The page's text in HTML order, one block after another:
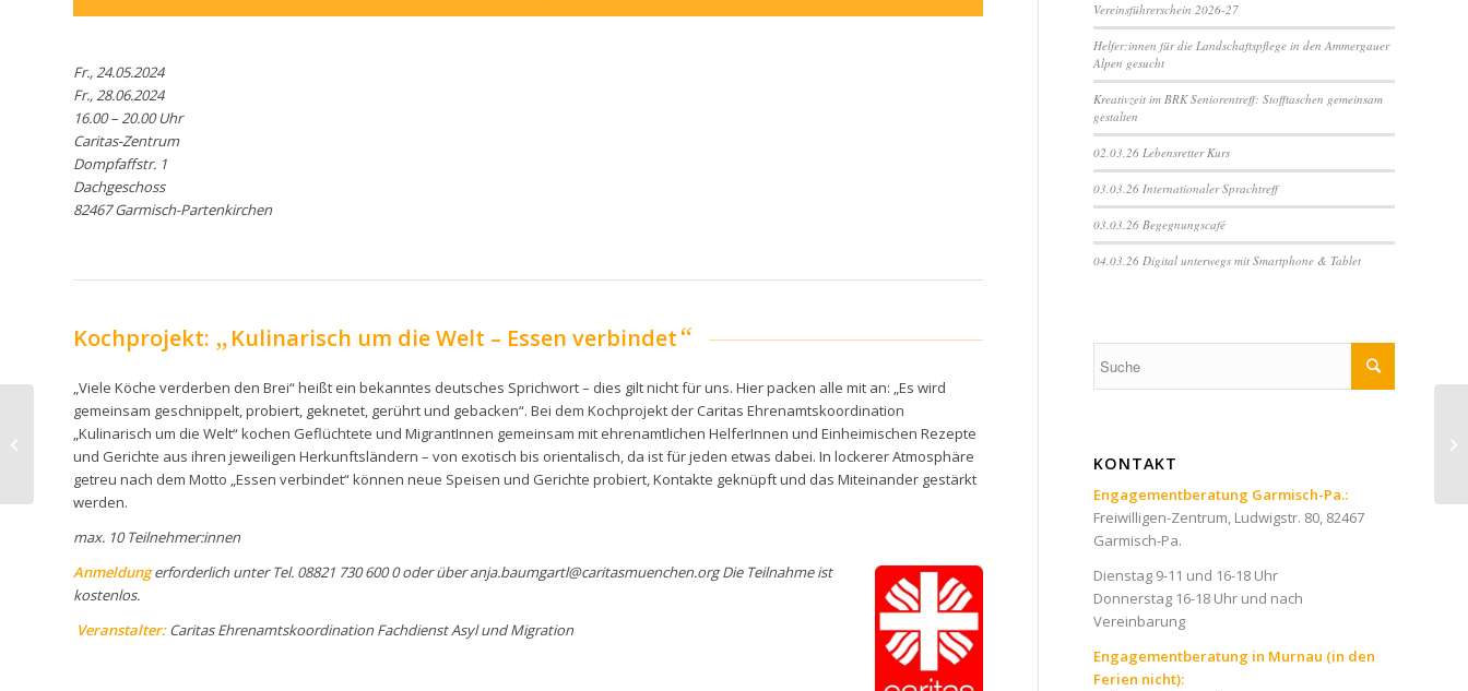
Fr., 24.05.2024
Fr., 28.06.2024
16.00 – 20.00 Uhr
Caritas-Zentrum
Dompfaffstr. 1
Dachgeschoss
82467 Garmisch-Partenkirchen
Kochprojekt: „Kulinarisch um die Welt – Essen verbindet“
„Viele Köche verderben den Brei“ heißt ein bekanntes deutsches Sprichwort – dies gilt nicht für uns. Hier packen alle mit an: „Es wird
gemeinsam geschnippelt, probiert, geknetet, gerührt und gebacken“. Bei dem Kochprojekt der Caritas Ehrenamtskoordination
„Kulinarisch um die Welt“ kochen Geflüchtete und MigrantInnen gemeinsam mit ehrenamtlichen HelferInnen und Einheimischen Rezepte
und Gerichte aus ihren jeweiligen Herkunftsländern – von exotisch bis orientalisch, da ist für jeden etwas dabei. In lockerer Atmosphäre
getreu nach dem Motto „Essen verbindet“ können neue Speisen und Gerichte probiert, Kontakte geknüpft und das Miteinander gestärkt
werden.
max. 10 Teilnehmer:innen
Anmeldungerforderlich unter Tel. 08821 730 600 0 oder überanja.baumgartl@caritasmuenchen.org Die Teilnahme ist
kostenlos.
Veranstalter:Caritas Ehrenamtskoordination Fachdienst Asyl und Migration
Vereinsführerschein 2026-27
Helfer:innen für die Landschaftspflege in den Ammergauer
Alpen gesucht
Kreativzeit im BRK Seniorentreff: Stofftaschen gemeinsam
gestalten
02.03.26 Lebensretter Kurs
03.03.26 Internationaler Sprachtreff
03.03.26 Begegnungscafé
04.03.26 Digital unterwegs mit Smartphone & Tablet
KONTAKT
Engagementberatung Garmisch-Pa.:
Freiwilligen-Zentrum, Ludwigstr. 80, 82467
Garmisch-Pa.
Dienstag 9-11 und 16-18 Uhr
Donnerstag 16-18 Uhr und nach
Vereinbarung
Engagementberatung in Murnau (in den
Ferien nicht):
27.05.24
Internationales
Begegnungscafè